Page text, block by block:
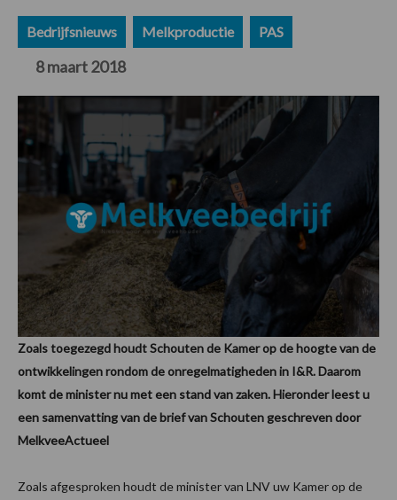
Bedrijfsnieuws Melkproductie PAS
8 maart 2018
Zoals toegezegd houdt Schouten de Kamer op de hoogte van de
ontwikkelingen rondom de onregelmatigheden in I&R. Daarom
komt de minister nu met een stand van zaken. Hieronder leest u
een samenvatting van de brief van Schouten geschreven door
MelkveeActueel
Zoals afgesproken houdt de minister van LNV uw Kamer op de